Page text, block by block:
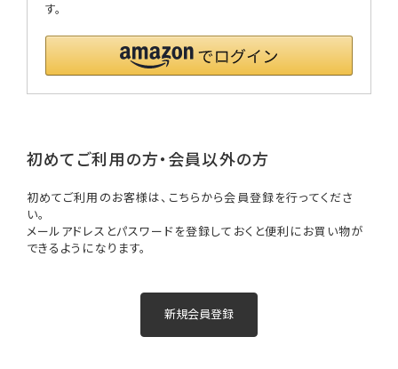
す。
初めてご利用の方・会員以外の方
初めてご利用のお客様は、こちらから会員登録を行ってくださ
い。
メールアドレスとパスワードを登録しておくと便利にお買い物が
できるようになります。